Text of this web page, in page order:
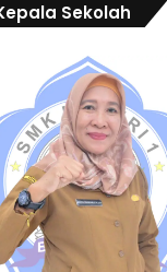
Sekolah